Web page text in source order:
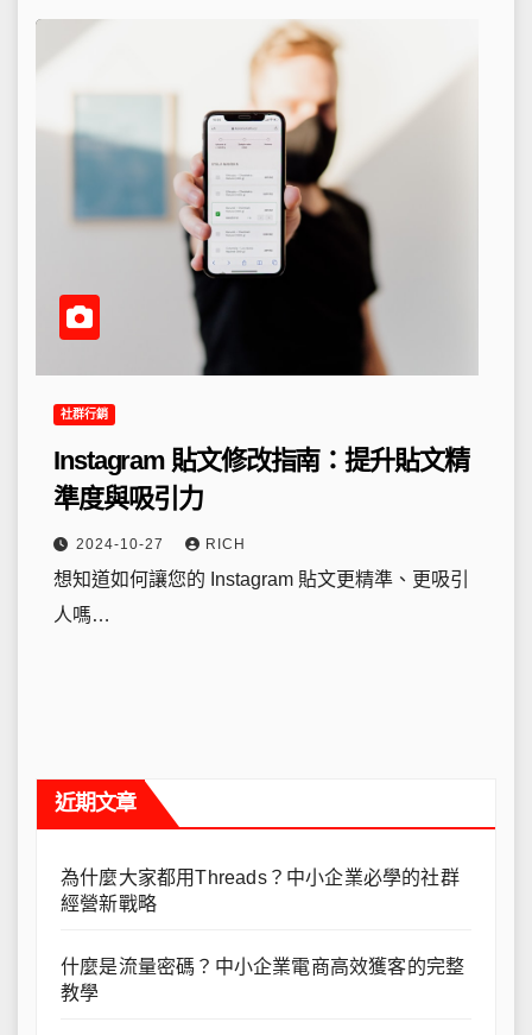
社群行銷
Instagram 貼文修改指南：提升貼文精
準度與吸引力
2024-10-27 RICH
想知道如何讓您的 Instagram 貼文更精準、更吸引
人嗎…
近期文章
為什麼大家都用Threads？中小企業必學的社群
經營新戰略
什麼是流量密碼？中小企業電商高效獲客的完整
教學